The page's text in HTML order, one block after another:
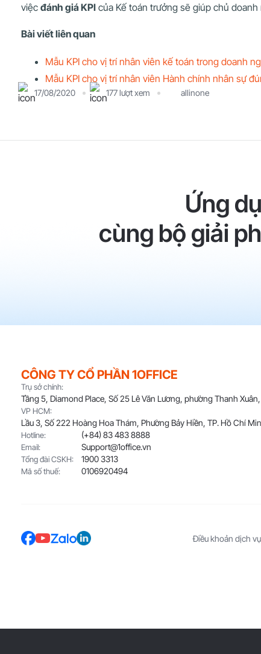
17/08/2020 177 lượt xem allinone
việc đánh giá KPI của Kế toán trưởng sẽ giúp chủ
Bài viết liên quan
Mẫu KPI cho vị trí nhân viên kế toán trong doanh
Mẫu KPI cho vị trí nhân viên Hành chính nhân sự
Ứng
cùng bộ giải
CÔNG TY CỔ PHẦN 1OFFICE
Trụ sở chính:
Tầng 5, Diamond Place, Số 25 Lê Văn Lương, phường Thanh
VP HCM:
Lầu 3, Số 222 Hoàng Hoa Thám, Phường Bảy Hiền, TP. Hồ Chí
Hotline: (+84) 83 483 8888
Email: Support@1office.vn
Tổng đài CSKH: 1900 3313
Mã số thuế: 0106920494
Điều khoản dịch vụ